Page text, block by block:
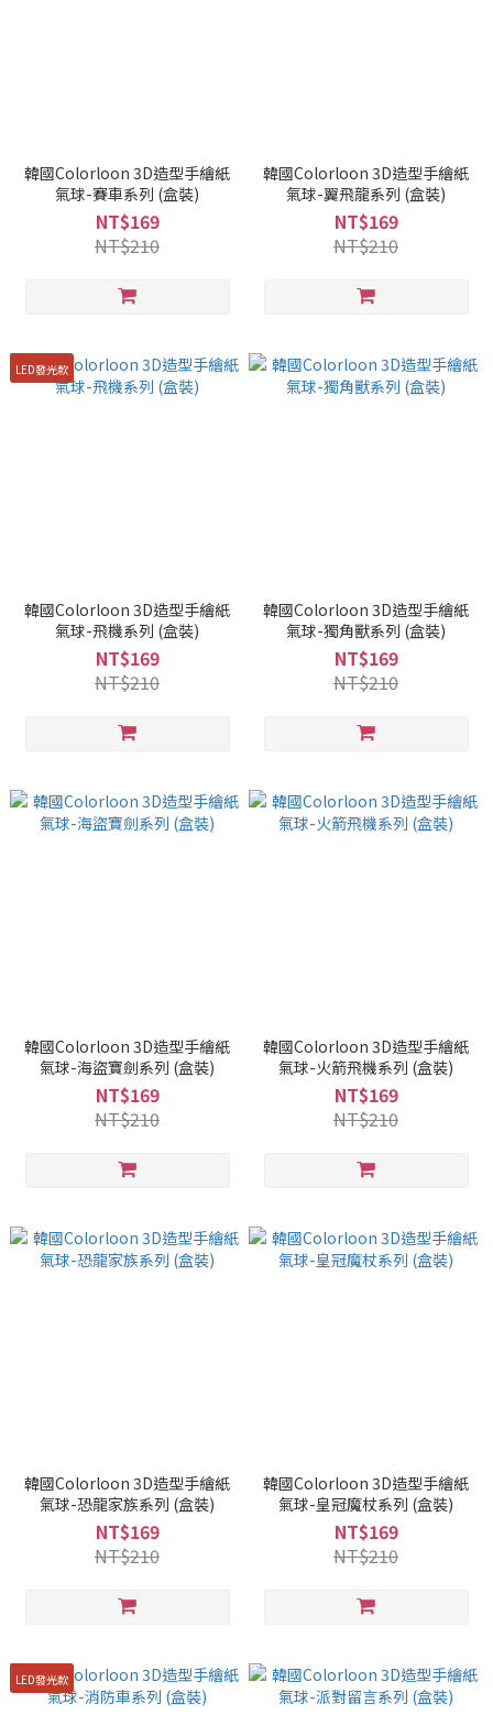
韓國Colorloon 3D造型手繪紙
氣球-賽車系列 (盒裝)
NT$169
NT$210
韓國Colorloon 3D造型手繪紙
氣球-翼飛龍系列 (盒裝)
NT$169
NT$210
LED發光款
韓國Colorloon 3D造型手繪紙
氣球-飛機系列 (盒裝)
NT$169
NT$210
韓國Colorloon 3D造型手繪紙
氣球-獨角獸系列 (盒裝)
NT$169
NT$210
韓國Colorloon 3D造型手繪紙
氣球-海盜寶劍系列 (盒裝)
NT$169
NT$210
韓國Colorloon 3D造型手繪紙
氣球-火箭飛機系列 (盒裝)
NT$169
NT$210
韓國Colorloon 3D造型手繪紙
氣球-恐龍家族系列 (盒裝)
NT$169
NT$210
韓國Colorloon 3D造型手繪紙
氣球-皇冠魔杖系列 (盒裝)
NT$169
NT$210
LED發光款